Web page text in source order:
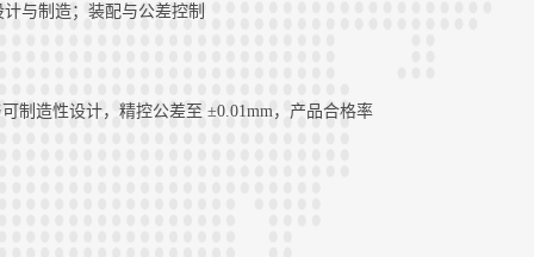
与制造；装配与公差控制
制造性设计，精控公差至 ±0.01mm，产品合格率